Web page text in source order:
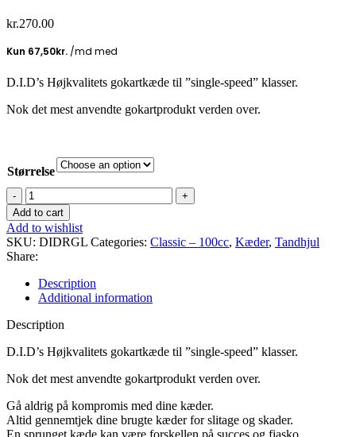
kr.270.00
D.I.D’s Højkvalitets gokartkæde til ”single-speed” klasser.
Nok det mest anvendte gokartprodukt verden over.
Størrelse
D.I.D
Kæde
219
quantity
Add to cart
Add to wishlist
SKU: DIDRGL Categories: Classic – 100cc, Kæder, Tandhjul
Share:
Description
Additional information
Description
D.I.D’s Højkvalitets gokartkæde til ”single-speed” klasser.
Nok det mest anvendte gokartprodukt verden over.
Gå aldrig på kompromis med dine kæder.
Altid gennemtjek dine brugte kæder for slitage og skader.
En sprunget kæde kan være forskellen på succes og fiasko.